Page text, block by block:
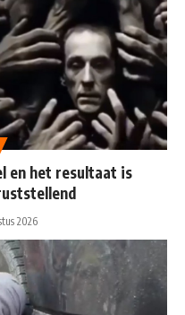
en het resultaat is
2026